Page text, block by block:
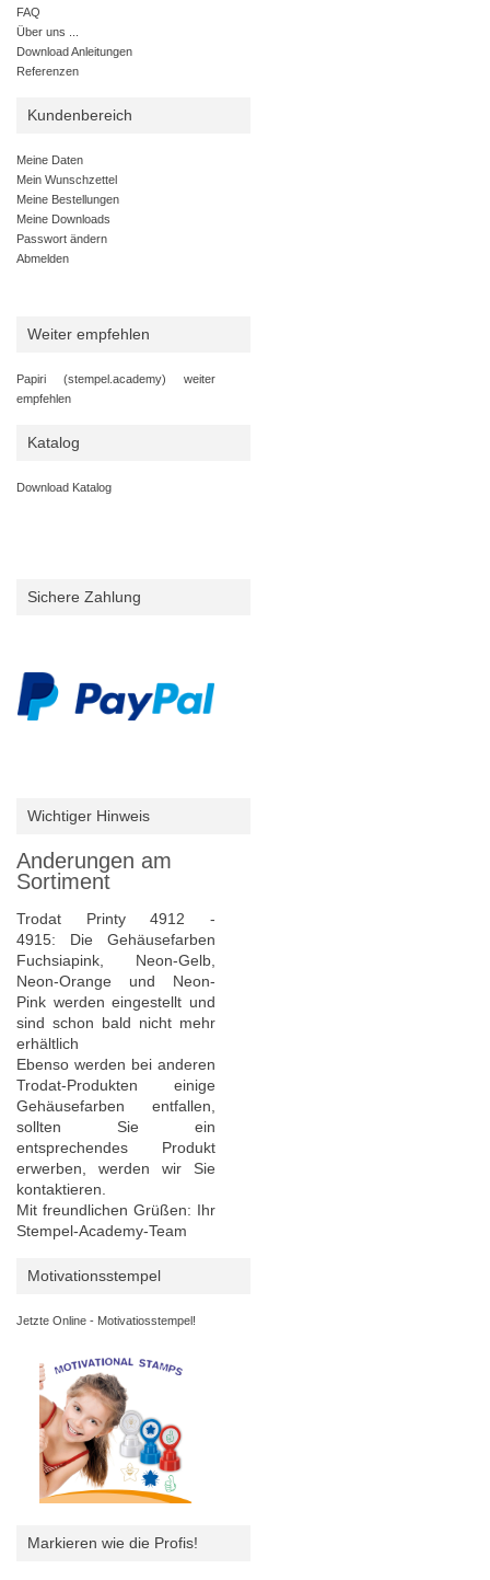
FAQ
Über uns ...
Download Anleitungen
Referenzen
Kundenbereich
Meine Daten
Mein Wunschzettel
Meine Bestellungen
Meine Downloads
Passwort ändern
Abmelden
Weiter empfehlen
Papiri (stempel.academy) weiter
empfehlen
Katalog
Download Katalog
Sichere Zahlung
Wichtiger Hinweis
Anderungen am
Sortiment
Trodat Printy 4912 -
4915: Die Gehäusefarben
Fuchsiapink, Neon-Gelb,
Neon-Orange und Neon-
Pink werden eingestellt und
sind schon bald nicht mehr
erhältlich
Ebenso werden bei anderen
Trodat-Produkten einige
Gehäusefarben entfallen,
sollten Sie ein
entsprechendes Produkt
erwerben, werden wir Sie
kontaktieren.
Mit freundlichen Grüßen: Ihr
Stempel-Academy-Team
Motivationsstempel
Jetzte Online - Motivatiosstempel!
Markieren wie die Profis!